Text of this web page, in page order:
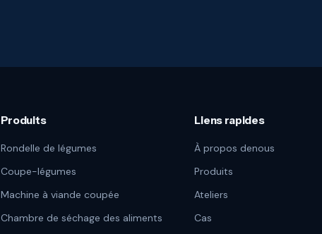
Produits
Rondelle de légumes
Coupe-légumes
Machine à viande coupée
Chambre de séchage des aliments
Liens rapides
À propos denous
Produits
Ateliers
Cas